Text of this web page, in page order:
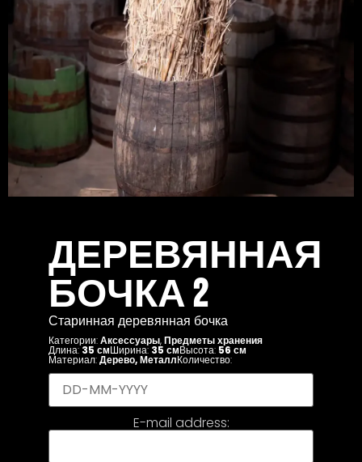
ДЕРЕВЯННАЯ
БОЧКА 2
Старинная деревянная бочка
Категории:Аксессуары,Предметы хранения
Длина:35 смШирина: 35 смВысота: 56 см
Материал:Дерево,МеталлКоличество:
E-mail address: